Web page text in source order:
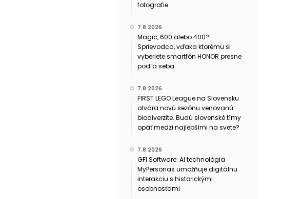
fotografie
7.8.2026
Magic, 600 alebo 400?
Sprievodca, vďaka ktorému si
vyberiete smartfón HONOR presne
podľa seba
7.8.2026
FIRST LEGO League na Slovensku
otvára novú sezónu venovanú
biodiverzite. Budú slovenské tímy
opäť medzi najlepšími na svete?
7.8.2026
GFI Software: AI technológia
MyPersonas umožňuje digitálnu
interakciu s historickými
osobnosťami